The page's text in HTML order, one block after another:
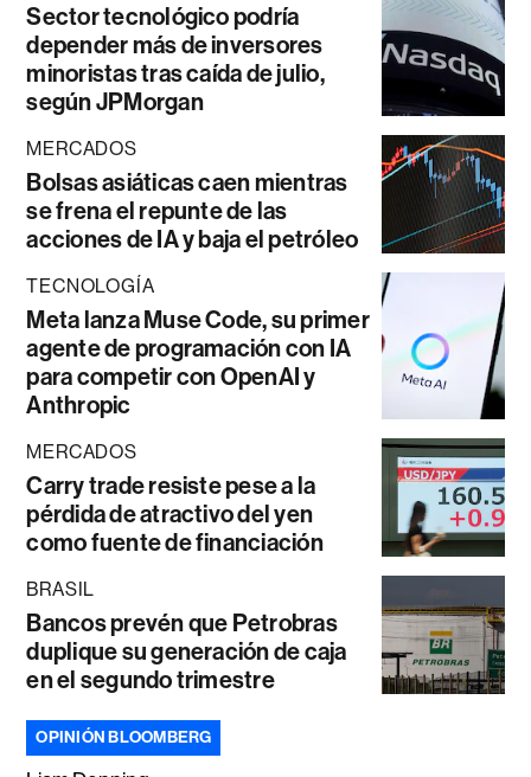
Sector tecnológico podría
depender más de inversores
minoristas tras caída de julio,
según JPMorgan
MERCADOS
Bolsas asiáticas caen mientras
se frena el repunte de las
acciones de IA y baja el petróleo
TECNOLOGÍA
Meta lanza Muse Code, su primer
agente de programación con IA
para competir con OpenAI y
Anthropic
MERCADOS
Carry trade resiste pese a la
pérdida de atractivo del yen
como fuente de financiación
BRASIL
Bancos prevén que Petrobras
duplique su generación de caja
en el segundo trimestre
OPINIÓN BLOOMBERG